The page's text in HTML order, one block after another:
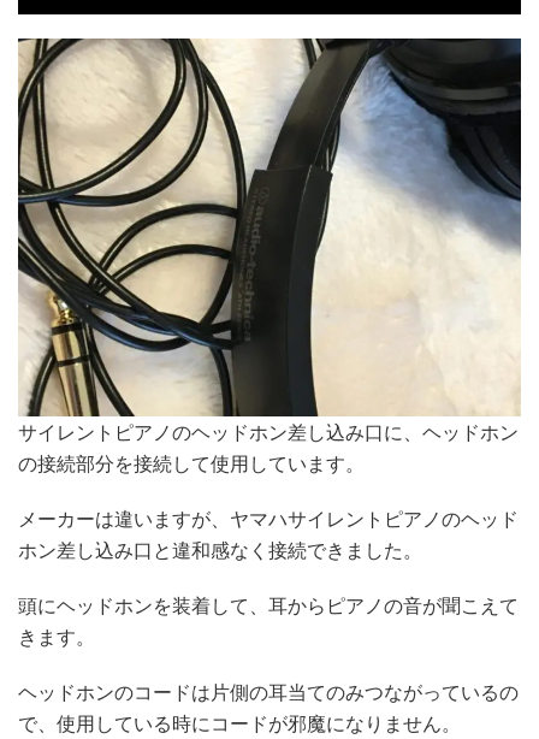
サイレントピアノのヘッドホン差し込み口に、ヘッドホン
の接続部分を接続して使用しています。
メーカーは違いますが、ヤマハサイレントピアノのヘッド
ホン差し込み口と違和感なく接続できました。
頭にヘッドホンを装着して、耳からピアノの音が聞こえて
きます。
ヘッドホンのコードは片側の耳当てのみつながっているの
で、使用している時にコードが邪魔になりません。